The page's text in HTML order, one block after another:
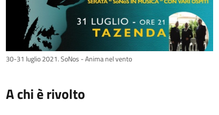
30-31 luglio 2021. SoNos - Anima nel vento
A chi è rivolto